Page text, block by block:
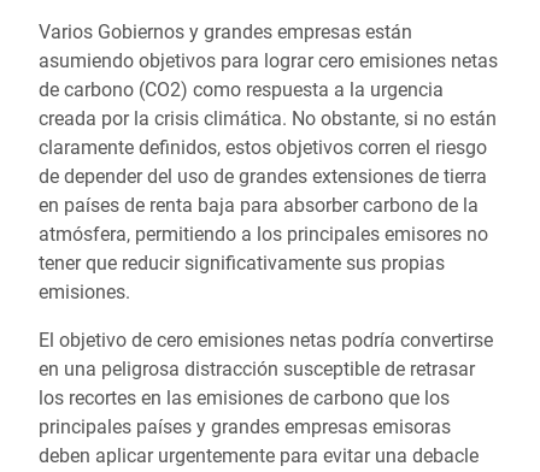
Varios Gobiernos y grandes empresas están
asumiendo objetivos para lograr cero emisiones netas
de carbono (CO2) como respuesta a la urgencia
creada por la crisis climática. No obstante, si no están
claramente definidos, estos objetivos corren el riesgo
de depender del uso de grandes extensiones de tierra
en países de renta baja para absorber carbono de la
atmósfera, permitiendo a los principales emisores no
tener que reducir significativamente sus propias
emisiones.
El objetivo de cero emisiones netas podría convertirse
en una peligrosa distracción susceptible de retrasar
los recortes en las emisiones de carbono que los
principales países y grandes empresas emisoras
deben aplicarurgentemente para evitar una debacle